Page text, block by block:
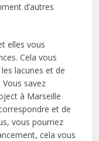
d’autres
elles vous
Cela vous
lacunes et de
savez
à Marseille
et de
vous pourriez
cela vous